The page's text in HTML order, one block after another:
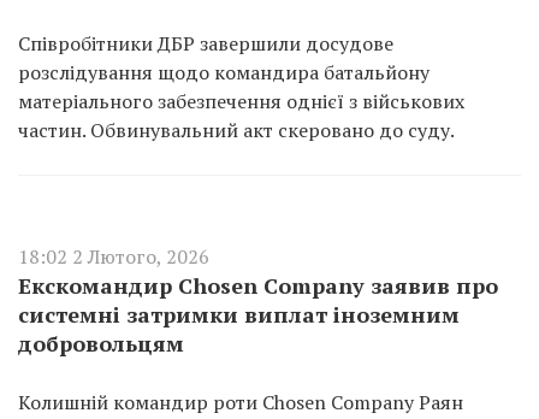
Співробітники ДБР завершили досудове
розслідування щодо командира батальйону
матеріального забезпечення однієї з військових
частин. Обвинувальний акт скеровано до суду.
18:02 2 Лютого, 2026
Екскомандир Chosen Company заявив про
системні затримки виплат іноземним
добровольцям
Колишній командир роти Chosen Company Раян